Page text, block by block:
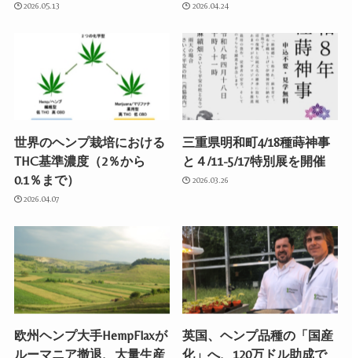
2026.05.13 2026.04.24
世界のヘンプ栽培における
THC基準濃度（2％から
0.1％まで）
2026.04.07
三重県明和町4/18種蒔神事
と４/11-5/17特別展を開催
2026.03.26
欧州ヘンプ大手HempFlaxが
ルーマニア撤退、大量生産
英国、ヘンプ品種の「国産
化」へ、120万ドル助成で